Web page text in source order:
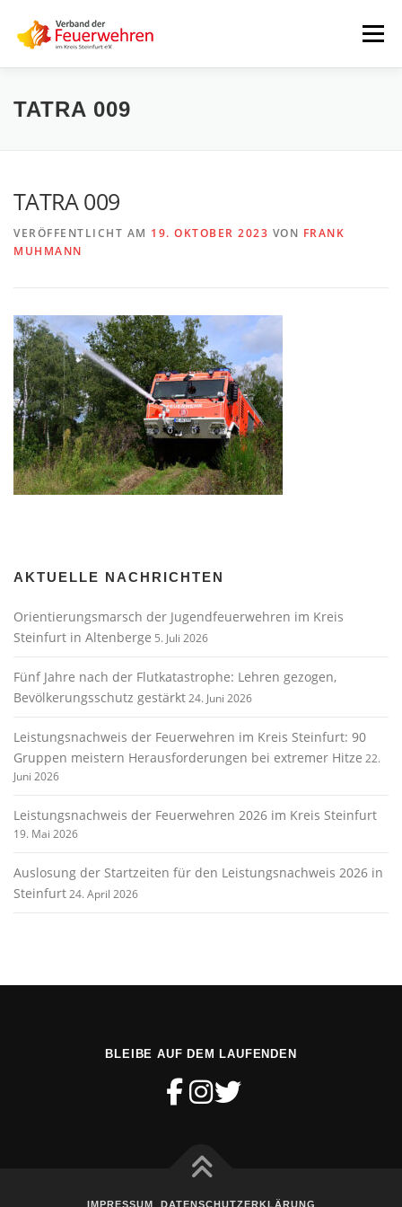
springen
Menü
START AKTUELLES
INTERNER BEREICH
TATRA 009
TATRA 009
VERÖFFENTLICHT AM 19. OKTOBER 2023 VON FRANK
MUHMANN
AKTUELLE NACHRICHTEN
Orientierungsmarsch der Jugendfeuerwehren im Kreis
Steinfurt in Altenberge 5. Juli 2026
Fünf Jahre nach der Flutkatastrophe: Lehren gezogen,
Bevölkerungsschutz gestärkt24. Juni 2026
Leistungsnachweis der Feuerwehren im Kreis Steinfurt: 90
Gruppen meistern Herausforderungen bei extremer Hitze 22.
Juni 2026
Leistungsnachweis der Feuerwehren 2026 im Kreis Steinfurt
19. Mai 2026
Auslosung der Startzeiten für den Leistungsnachweis 2026 in
Steinfurt24. April 2026
BLEIBE AUF DEM LAUFENDEN
IMPRESSUM DATENSCHUTZERKLÄRUNG